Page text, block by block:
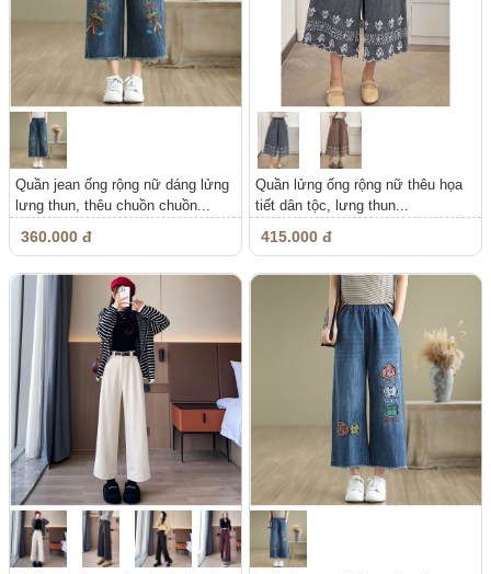
Quần jean ống rộng nữ dáng lửng
lưng thun, thêu chuồn chuồn...
360.000 đ
Quần lửng ống rộng nữ thêu họa
tiết dân tộc, lưng thun...
415.000 đ